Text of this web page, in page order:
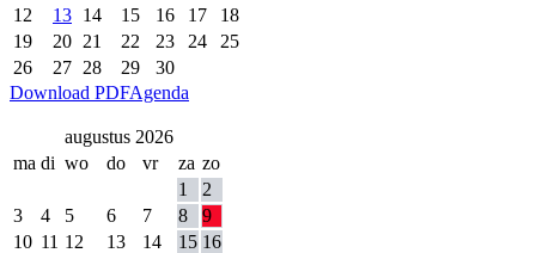
12
13 14 15 16 17
18
19
20 21 22 23 24
25
26
27 28 29
30
Download PDFAgenda
augustus 2026
ma di wo do vr za zo
1
2
3
4 5 6 7 8
9
10 11 12 13 14 15 16